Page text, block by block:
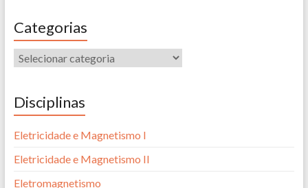
Categorias
Disciplinas
Eletricidade e Magnetismo I
Eletricidade e Magnetismo II
Eletromagnetismo